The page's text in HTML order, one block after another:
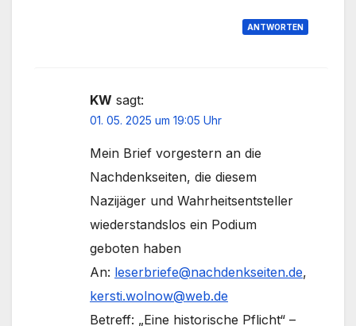
ANTWORTEN
KW sagt:
01. 05. 2025 um 19:05 Uhr
Mein Brief vorgestern an die
Nachdenkseiten, die diesem
Nazijäger und Wahrheitsentsteller
wiederstandslos ein Podium
geboten haben
An: leserbriefe@nachdenkseiten.de,
kersti.wolnow@web.de
Betreff: „Eine historische Pflicht“ –